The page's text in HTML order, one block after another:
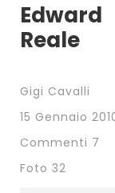
Reale
Gigi Cavalli
15 Gennaio
Commenti 7
Foto 32